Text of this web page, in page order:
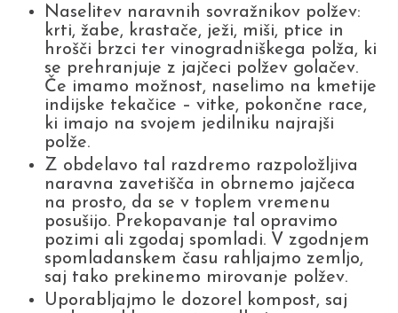
Naselitev naravnih sovražnikov polžev:
krti, žabe, krastače, ježi, miši, ptice in
hrošči brzci ter vinogradniškega polža, ki
se prehranjuje z jajčeci polžev golačev.
Če imamo možnost, naselimo na kmetije
indijske tekačice – vitke, pokončne race,
ki imajo na svojem jedilniku najrajši
polže.
Z obdelavo tal razdremo razpoložljiva
naravna zavetišča in obrnemo jajčeca
na prosto, da se v toplem vremenu
posušijo. Prekopavanje tal opravimo
pozimi ali zgodaj spomladi. V zgodnjem
spomladanskem času rahljajmo zemljo,
saj tako prekinemo mirovanje polžev.
Uporabljajmo le dozorel kompost, saj